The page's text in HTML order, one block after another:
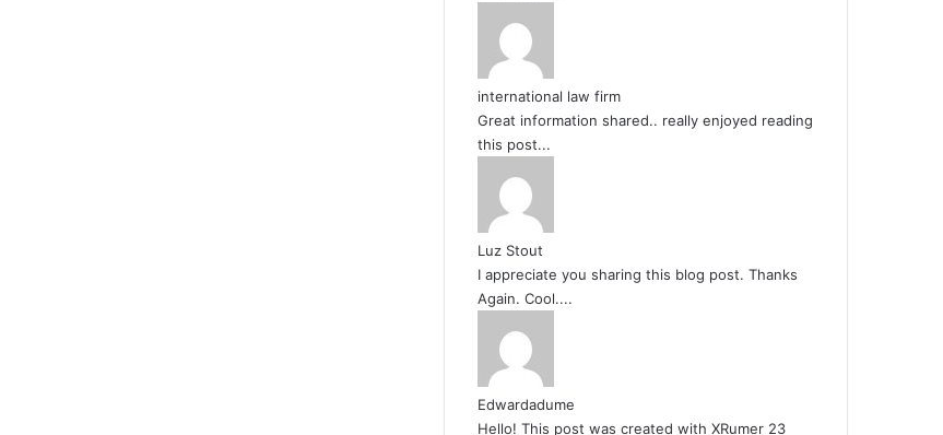
international law firm
Great information shared.. really enjoyed reading
this post...
Luz Stout
I appreciate you sharing this blog post. Thanks
Again. Cool....
Edwardadume
Hello! This post was created with XRumer 23